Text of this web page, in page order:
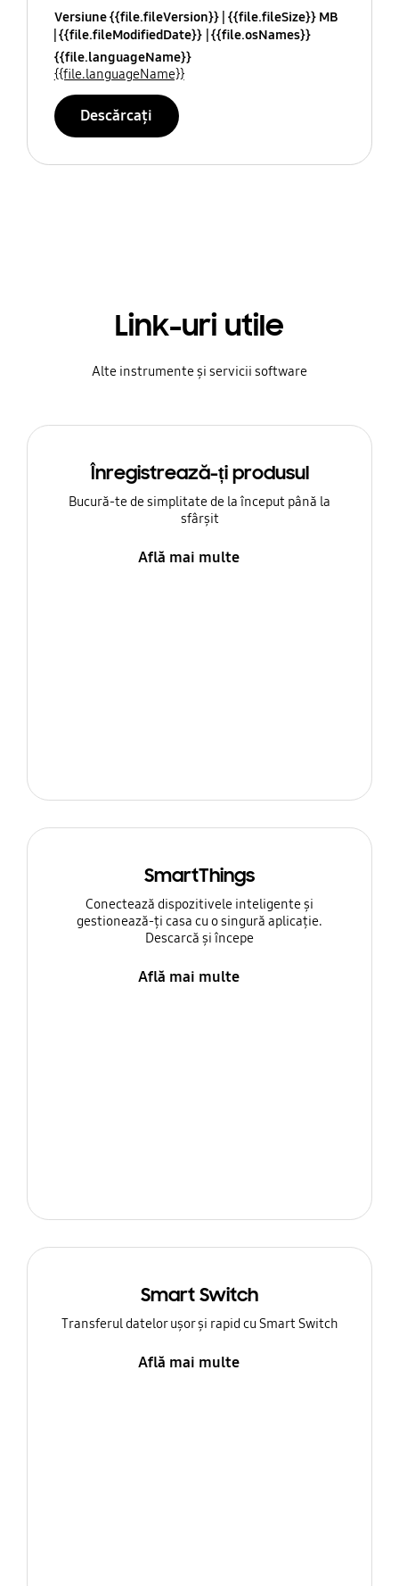
Versiune {{file.fileVersion}} {{file.fileSize}} MB
{{file.fileModifiedDate}} {{file.osNames}}
{{file.languageName}}
{{file.languageName}}
Descărcați
Link-uri utile
Alte instrumente și servicii software
Înregistrează-ți produsul
Bucură-te de simplitate de la început până la
sfârșit
Află mai multe
SmartThings
Conectează dispozitivele inteligente și
gestionează-ți casa cu o singură aplicație.
Descarcă și începe
Află mai multe
Smart Switch
Transferul datelor ușor și rapid cu Smart Switch
Află mai multe